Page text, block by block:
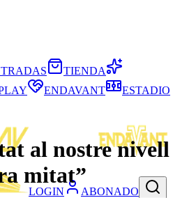
LOGIN ABONADO
TIENDA
ENDAVANT ESTADIO
al nostre nivell
mitat”